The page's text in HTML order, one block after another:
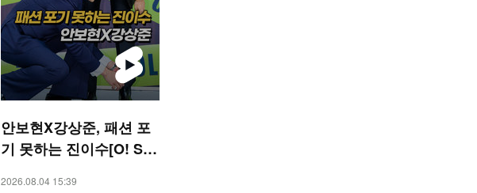
안보현X강상준, 패션 포
기 못하는 진이수[O! ST
2026.08.04 15:39